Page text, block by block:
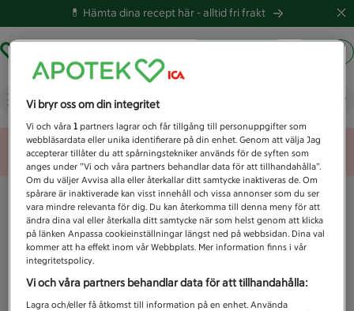
💊 Hämta dina recept här -alltid fri frakt
Vad letar du efter idag?
Unknown error
Vi bryr oss om din integritet
Vi och våra1 partners lagrar och får tillgång till personuppgifter som
webbläsardata eller unika identifierare på din enhet. Genom att välja Jag
accepterar tillåter du att spårningstekniker används för de syften som
anges under ”Vi och våra partners behandlar data för att tillhandahålla”.
Om du väljer Avvisa alla eller återkallar ditt samtycke inaktiveras de. Om
spårare är inaktiverade kan visst innehåll och vissa annonser som du ser
vara mindre relevanta för dig. Du kan återkomma till denna meny för att
ändra dina val eller återkalla ditt samtycke när som helst genom att klicka
på länken Anpassa cookieinställningar längst ned på webbsidan. Dina val
kommer att ha effekt inom vår Webbplats. Mer information finns i vår
integritetspolicy.
Vi och våra partners behandlar data för att tillhandahålla:
Lagra och/eller få åtkomst till information på en enhet. Använda